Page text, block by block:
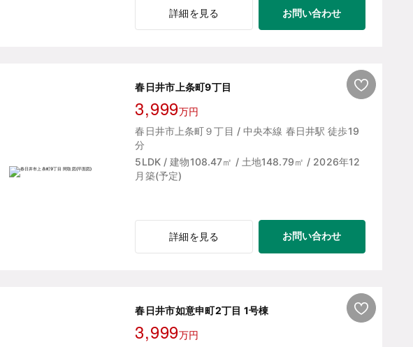
詳細を見る お問い合わせ
春日井市上条町9丁目
3,999万円
春日井市上条町９丁目 / 中央本線 春日井駅 徒歩19
分
5LDK / 建物108.47㎡ / 土地148.79㎡ / 2026年12
月築(予定)
詳細を見る お問い合わせ
春日井市如意申町2丁目 1号棟
3,999万円